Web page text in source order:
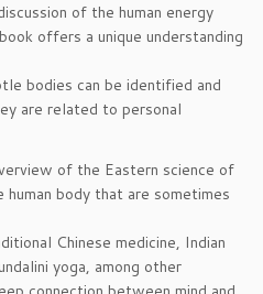
of the human energy
offers a unique understanding
bodies can be identified and
are related to personal
of the Eastern science of
body that are sometimes
Chinese medicine, Indian
yoga, among other